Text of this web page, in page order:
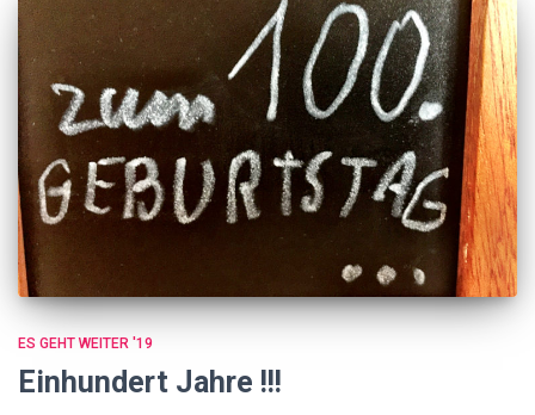
ES GEHT WEITER '19
Einhundert Jahre !!!